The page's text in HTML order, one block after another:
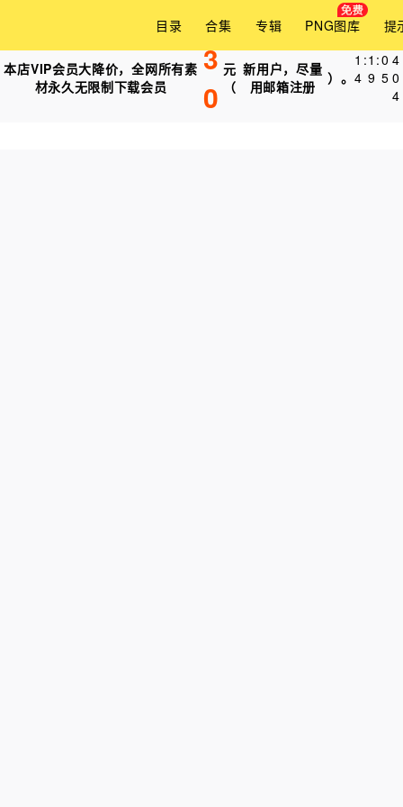
本店VIP会员大降价，全网所有素
材永久无限制下载会员
3
0
元
（
新用户，尽量
用邮箱注册
）。
1
4
:1
9
:0
5
3
4
4
目录 合集 专辑 PNG图库 提